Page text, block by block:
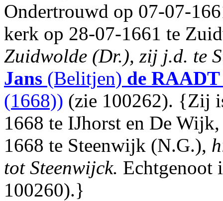
Ondertrouwd op 07-07-
kerk op 28-07-1661 te
Zuidwolde (Dr.), zij j.d. te
Jans (Belitjen) de RAADT
(1668)) (zie 100262). {Zij
1668 te IJhorst en De
1668 te Steenwijk (N.G.),
tot Steenwijck. Echtgenoot
100260).}